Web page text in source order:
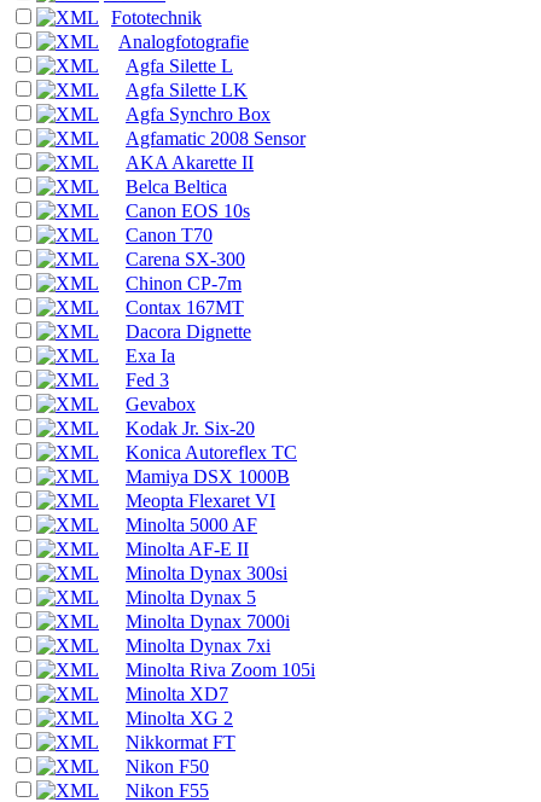
Fototechnik
Analogfotografie
Agfa Silette L
Agfa Silette LK
Agfa Synchro Box
Agfamatic 2008 Sensor
AKA Akarette II
Belca Beltica
Canon EOS 10s
Canon T70
Carena SX-300
Chinon CP-7m
Contax 167MT
Dacora Dignette
Exa Ia
Fed 3
Gevabox
Kodak Jr. Six-20
Konica Autoreflex TC
Mamiya DSX 1000B
Meopta Flexaret VI
Minolta 5000 AF
Minolta AF-E II
Minolta Dynax 300si
Minolta Dynax 5
Minolta Dynax 7000i
Minolta Dynax 7xi
Minolta Riva Zoom 105i
Minolta XD7
Minolta XG 2
Nikkormat FT
Nikon F50
Nikon F55